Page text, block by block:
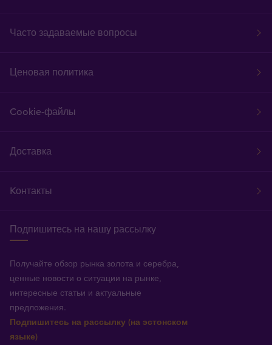
Часто задаваемые вопросы
Ценовая политика
Cookie-файлы
Доставка
Kонтакты
Подпишитесь на нашу рассылку
Получайте обзор рынка золота и серебра,
ценные новости о ситуации на рынке,
интересные статьи и актуальные
предложения.
Подпишитесь на рассылку (на эстонском
языке)